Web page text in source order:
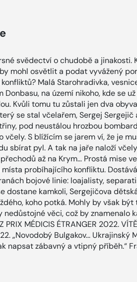
svědectví o chudobě a jinakosti.
mohl osvětlit a podat vyvážený
Malá Starohradivka,
Donbasu, na území nikoho, kde se
Kvůli tomu tu zůstali jen dva
se stal včelařem, Sergej Sergejič
pod neustálou hrozbou
včely. S blížícím se jarem ví, že je
sbírat pyl. A tak na jaře naloží
až na Krym… Prostá mise
místa probíhajícího konfliktu.
bojové linie: loajalisty,
dostane kamkoli, Sergejičova
koho potká. Mohly by však
nedůstojné věci, což by znamenalo
PRIX MÉDICIS ÉTRANGER 2022.
„Novodobý Bulgakov... Ukrajinský
napsat zábavný a vtipný příběh.“